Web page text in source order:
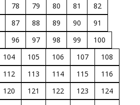
78 79 80 81
82
87 88 89 90
91
96 97 98 99
100
104 105 106 107
108
112 113 114 115
116
120 121 122 123
124